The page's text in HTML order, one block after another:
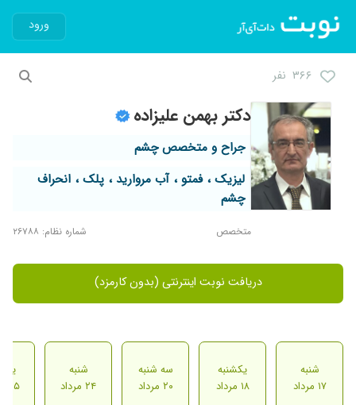
ورود
۳۶۶ نفر
دکتر بهمن علیزاده
جراح و متخصص چشم
لیزیک ، فمتو ، آب مروارید ، پلک ، انحراف
چشم
متخصص شماره نظام: ۲۶۷۸۸
دریافت نوبت اینترنتی (بدون کارمزد)
شنبه
۱۷ مرداد
یکشنبه
۱۸ مرداد
سه شنبه
۲۰ مرداد
شنبه
۲۴ مرداد
۲۵ مرداد